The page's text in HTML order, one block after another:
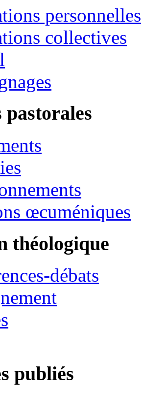
personnelles
collectives
pastorales
œcuméniques
théologique
débats
publiés